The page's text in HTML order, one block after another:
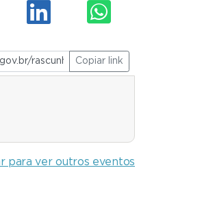
Copiar link
para ver outros eventos